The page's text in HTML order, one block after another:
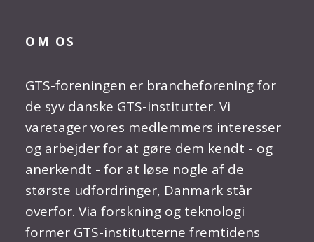
OM OS
GTS-foreningen er brancheforening for
de syv danske GTS-institutter. Vi
varetager vores medlemmers interesser
og arbejder for at gøre dem kendt - og
anerkendt - for at løse nogle af de
største udfordringer, Danmark står
overfor. Via forskning og teknologi
former GTS-institutterne fremtidens